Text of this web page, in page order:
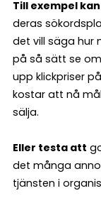
Till exempel kan
deras
det vill säga hur
på så sätt se
upp klickpriser
kostar att nå
sälja.
Eller testa att
det många
tjänsten i